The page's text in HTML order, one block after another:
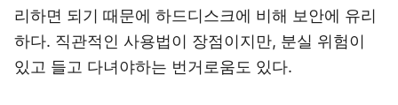
리하면 되기 때문에 하드디스크에 비해 보안에 유리
하다. 직관적인 사용법이 장점이지만, 분실 위험이
있고 들고 다녀야하는 번거로움도 있다.